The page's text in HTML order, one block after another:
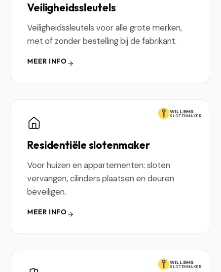
Veiligheidssleutels
Veiligheidssleutels voor alle grote merken,
met of zonder bestelling bij de fabrikant.
MEER INFO
WILLEMS
SLOTENMAKER
Residentiële slotenmaker
Voor huizen en appartementen: sloten
vervangen, cilinders plaatsen en deuren
beveiligen.
MEER INFO
WILLEMS
SLOTENMAKER